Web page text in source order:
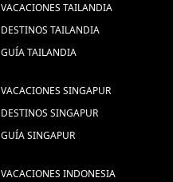
VACACIONES TAILANDIA
DESTINOS TAILANDIA
GUÍA TAILANDIA
VACACIONES SINGAPUR
DESTINOS SINGAPUR
GUÍA SINGAPUR
VACACIONES INDONESIA